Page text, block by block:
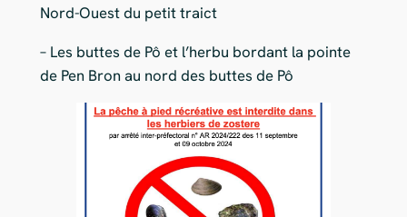
Nord-Ouest du petit traict
– Les buttes de Pô et l’herbu bordant la pointe
de Pen Bron au nord des buttes de Pô